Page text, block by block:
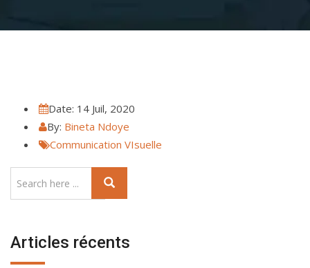
Date: 14 Juil, 2020
By: Bineta Ndoye
Communication VIsuelle
Articles récents